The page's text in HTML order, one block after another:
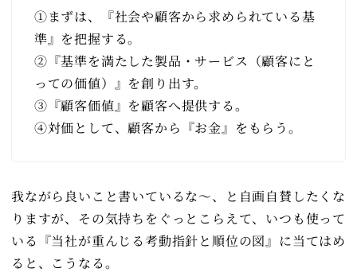
①まずは、『社会や顧客から求められている基
準』を把握する。
②『基準を満たした製品・サービス（顧客にと
っての価値）』を創り出す。
③『顧客価値』を顧客へ提供する。
④対価として、顧客から『お金』をもらう。
我ながら良いこと書いているな～、と自画自賛したくな
りますが、その気持ちをぐっとこらえて、いつも使って
いる『当社が重んじる考動指針と順位の図』に当てはめ
ると、こうなる。